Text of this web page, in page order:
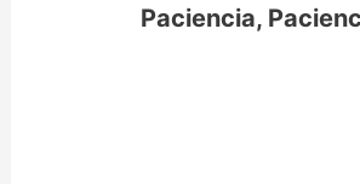
Paciencia,